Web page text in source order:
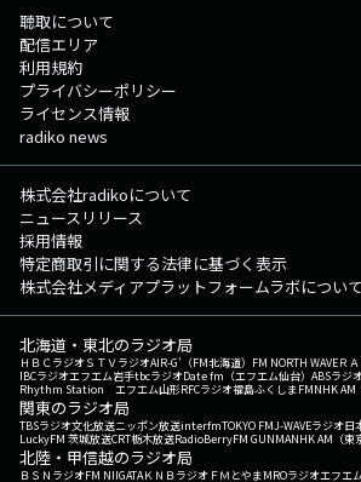
聴取について
配信エリア
利用規約
プライバシーポリシー
ライセンス情報
radiko news
株式会社radikoについて
ニュースリリース
採用情報
特定商取引に関する法律に基づく表示
株式会社メディアプラットフォームラボについて
北海道・東北のラジオ局
ＨＢＣラジオＳＴＶラジオAIR-G'（FM北海道） FM NORTH WAVEＲ
IBCラジオエフエム岩手tbcラジオDate fm（エフエム仙台） ABSラジ
Rhythm Station エフエム山形RFCラジオ福島ふくしまFMNHK AM
関東のラジオ局
TBSラジオ文化放送ニッポン放送interfmTOKYO FMJ-WAVEラジオ日
LuckyFM 茨城放送CRT栃木放送RadioBerryFM GUNMANHK AM（東
北陸・甲信越のラジオ局
ＢＳＮラジオFM NIIGATAＫＮＢラジオ ＦＭとやまMROラジオエフエ